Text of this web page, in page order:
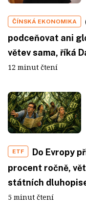
ČÍNSKÁ EKONOMIKA
podceňovat ani
větev sama, říká
12 minut čtení
ETF
Do Evropy
procent ročně,
státních
5 minut čtení